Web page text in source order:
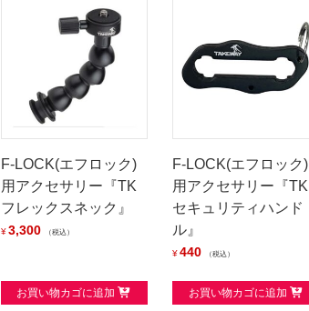
F-LOCK(エフロック)
用アクセサリー『TK
フレックスネック』
¥ 3,300 税込
お買い物カゴに追加
F-LOCK(エフロック)
用アクセサリー『TK
セキュリティハンド
ル』
¥ 440 税込
お買い物カゴに追加